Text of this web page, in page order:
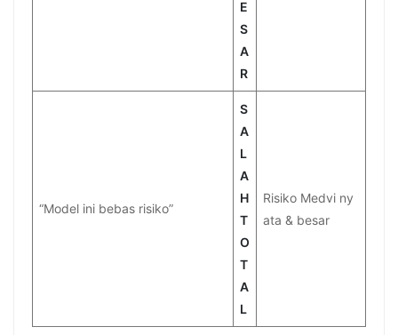
E
S
A
R
“Model ini bebas risiko”
S
A
L
A
H
T
O
T
A
L
Risiko Medvi ny
ata & besar